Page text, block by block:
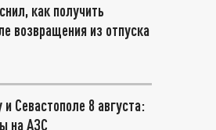
как получить
возвращения из отпуска
Севастополе 8 августа:
на АЗС